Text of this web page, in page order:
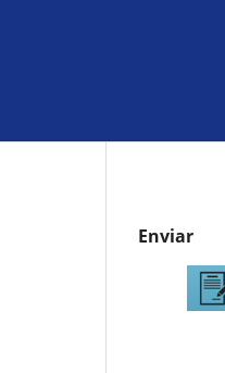
Enviar